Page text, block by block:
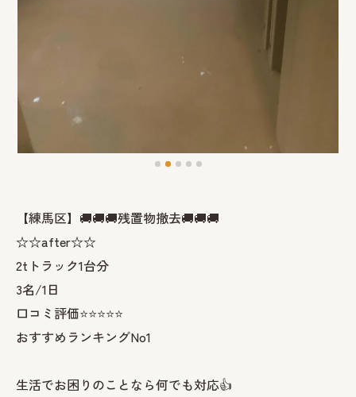
【練馬区】🚚🚚🚚残置物撤去🚚🚚🚚
☆☆after☆☆
2tトラック1台分
3名/1日
口コミ評価⭐️⭐️⭐️⭐️⭐️
おすすめランキングNo1
生活でお困りのことなら何でも対応👍